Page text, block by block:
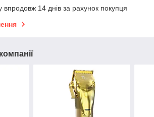
14 днів за рахунок покупця